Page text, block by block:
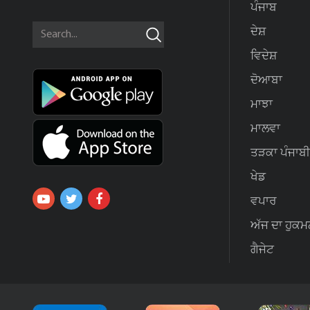
ਪੰਜਾਬ
ਦੇਸ਼
ਵਿਦੇਸ਼
ਦੋਆਬਾ
ਮਾਝਾ
ਮਾਲਵਾ
ਤੜਕਾ ਪੰਜਾਬੀ
ਖੇਡ
ਵਪਾਰ
ਅੱਜ ਦਾ
ਗੈਜੇਟ